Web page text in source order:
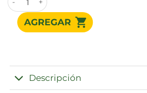
Descripción